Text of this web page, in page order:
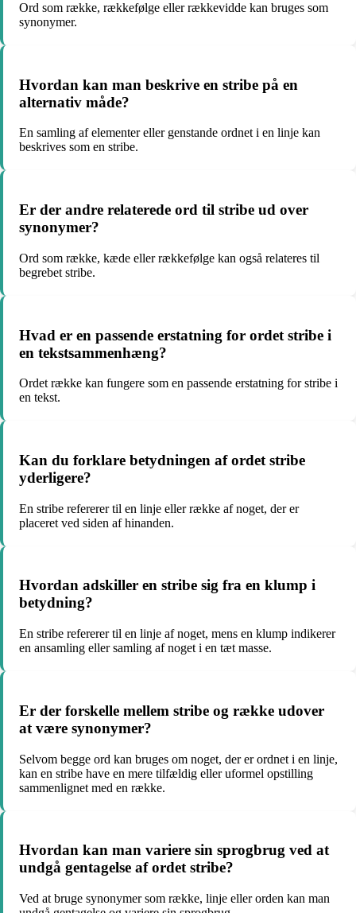
Ord som række, rækkefølge eller rækkevidde kan bruges som
synonymer.
Hvordan kan man beskrive en stribe på en
alternativ måde?
En samling af elementer eller genstande ordnet i en linje kan
beskrives som en stribe.
Er der andre relaterede ord til stribe ud over
synonymer?
Ord som række, kæde eller rækkefølge kan også relateres til
begrebet stribe.
Hvad er en passende erstatning for ordet stribe i
en tekstsammenhæng?
Ordet række kan fungere som en passende erstatning for stribe i
en tekst.
Kan du forklare betydningen af ordet stribe
yderligere?
En stribe refererer til en linje eller række af noget, der er
placeret ved siden af hinanden.
Hvordan adskiller en stribe sig fra en klump i
betydning?
En stribe refererer til en linje af noget, mens en klump indikerer
en ansamling eller samling af noget i en tæt masse.
Er der forskelle mellem stribe og række udover
at være synonymer?
Selvom begge ord kan bruges om noget, der er ordnet i en linje,
kan en stribe have en mere tilfældig eller uformel opstilling
sammenlignet med en række.
Hvordan kan man variere sin sprogbrug ved at
undgå gentagelse af ordet stribe?
Ved at bruge synonymer som række, linje eller orden kan man